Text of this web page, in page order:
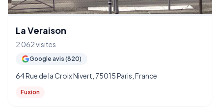
La Veraison
2 062 visites
Google avis (820)
64 Rue de la Croix Nivert, 75015 Paris, France
Fusion